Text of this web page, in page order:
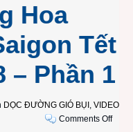
Hoa
Tết
– Phần 1
DỌC ĐƯỜNG GIÓ BỤI , VIDEO
Comments Offon